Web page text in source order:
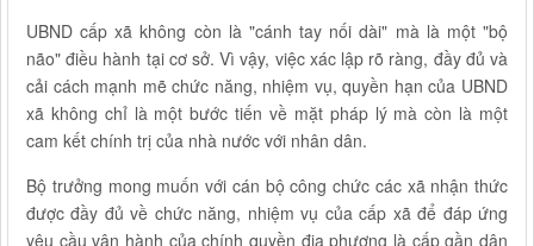
UBND cấp xã không còn là "cánh tay nối dài" mà là một "bộ
não" điều hành tại cơ sở. Vì vậy, việc xác lập rõ ràng, đầy đủ và
cải cách mạnh mẽ chức năng, nhiệm vụ, quyền hạn của UBND
xã không chỉ là một bước tiến về mặt pháp lý mà còn là một
cam kết chính trị của nhà nước với nhân dân.
Bộ trưởng mong muốn với cán bộ công chức các xã nhận thức
được đầy đủ về chức năng, nhiệm vụ của cấp xã để đáp ứng
yêu cầu vận hành của chính quyền địa phương là cấp gần dân